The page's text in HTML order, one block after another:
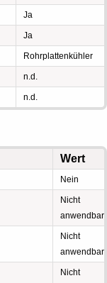
Ja
Ja
Rohrplattenkühler
n.d.
n.d.
Wert
Nein
Nicht
anwendbar
Nicht
anwendbar
Nicht